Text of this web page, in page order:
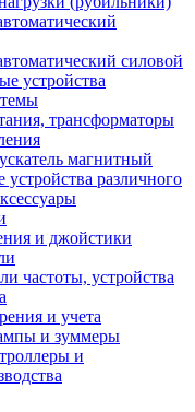
силовой
устройства
трансформаторы
магнитный
устройства различного
и джойстики
частоты, устройства
и учета
и зуммеры
и